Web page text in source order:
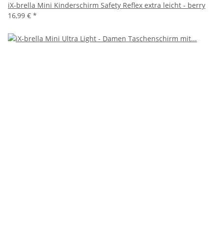
iX-brella Mini Kinderschirm Safety Reflex extra leicht - berry
16,99 € *